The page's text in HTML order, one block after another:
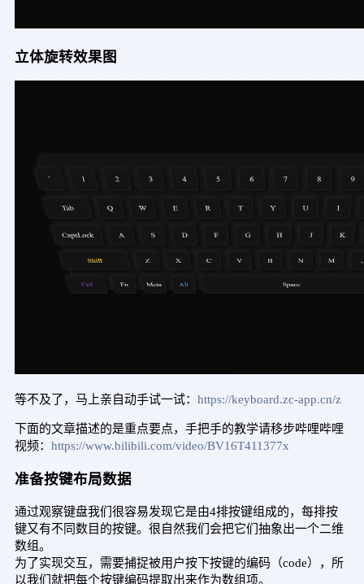
立体旋转效果图
等不及了，马上亲自动手试一试： https://keyboard.zc-app.cn/z
下面的文章描述的是重点要点，手把手的教学请移步哔哩哔哩
视频： https://www.bilibili.com/video/BV16T411377x
准备按键布局数据
通过观察键盘我们很容易发现它是由4排按键组成的，每排按
键又有不同数目的按键。很自然我们会把它们抽象出一个二维
数组。
为了实现交互，需要捕捉被用户按下按键的编码（code），所
以我们就把每个按键编码提取出来作为数组项。